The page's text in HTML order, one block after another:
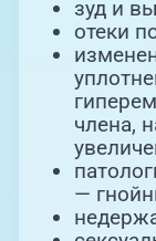
зуд и
отеки
члена,
—